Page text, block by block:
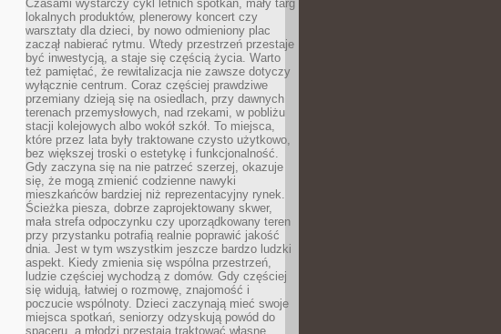
Czasami wystarczy cykl letnich spotkań, mały targ
lokalnych produktów, plenerowy koncert czy
warsztaty dla dzieci, by nowo odmieniony plac
zaczął nabierać rytmu. Wtedy przestrzeń przestaje
być inwestycją, a staje się częścią życia. Warto
też pamiętać, że rewitalizacja nie zawsze dotyczy
wyłącznie centrum. Coraz częściej prawdziwe
przemiany dzieją się na osiedlach, przy dawnych
terenach przemysłowych, nad rzekami, w pobliżu
stacji kolejowych albo wokół szkół. To miejsca,
które przez lata były traktowane czysto użytkowo,
bez większej troski o estetykę i funkcjonalność.
Gdy zaczyna się na nie patrzeć szerzej, okazuje
się, że mogą zmienić codzienne nawyki
mieszkańców bardziej niż reprezentacyjny rynek.
Ścieżka piesza, dobrze zaprojektowany skwer,
mała strefa odpoczynku czy uporządkowany teren
przy przystanku potrafią realnie poprawić jakość
dnia. Jest w tym wszystkim jeszcze bardzo ludzki
aspekt. Kiedy zmienia się wspólna przestrzeń,
ludzie częściej wychodzą z domów. Gdy częściej
się widują, łatwiej o rozmowę, znajomość i
poczucie wspólnoty. Dzieci zaczynają mieć swoje
miejsca spotkań, seniorzy odzyskują powód do
spaceru, a młodzi przestają traktować własne